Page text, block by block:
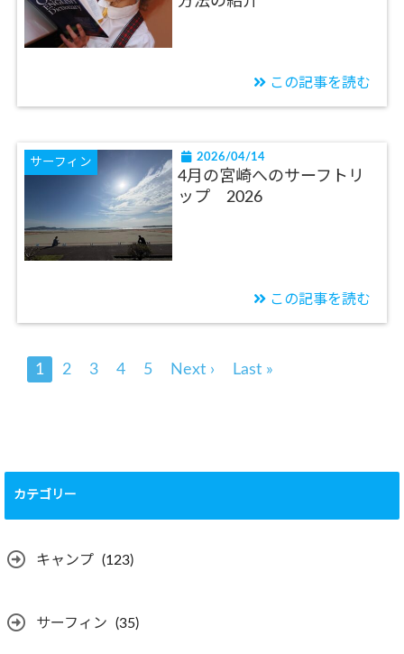
この記事を読む
サーフィン 2026/04/14
4月の宮崎へのサーフトリ
ップ 2026
この記事を読む
1 2 3 4 5 Next › Last »
カテゴリー
キャンプ (123)
サーフィン (35)